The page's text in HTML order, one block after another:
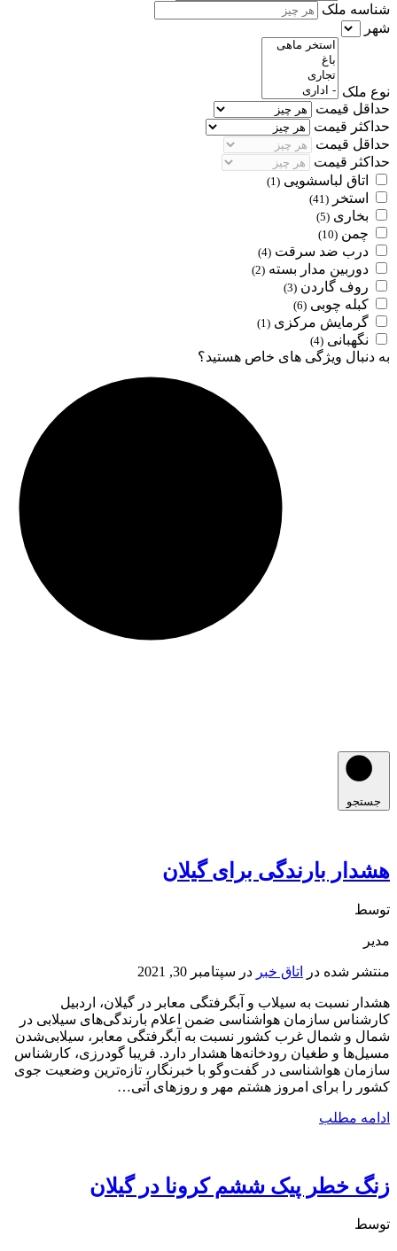
شناسه ملک
شهر
نوع ملک
حداقل قیمت
حداکثر قیمت
حداقل قیمت
حداکثر قیمت
اتاق لباسشویی (1)
استخر (41)
بخاری (5)
چمن (10)
درب ضد سرقت (4)
دوربین مدار بسته (2)
روف گاردن (3)
کبله چوبی (6)
گرمایش مرکزی (1)
نگهبانی (4)
به دنبال ویژگی های خاص هستید؟
جستجو
هشدار بارندگی برای گیلان
توسط
مدیر
منتشر شده در اتاق خبر در سپتامبر 30, 2021
هشدار نسبت به سیلاب و آبگرفتگی معابر در گیلان، اردبیل
کارشناس سازمان هواشناسی ضمن اعلام بارندگی‌های سیلابی در
شمال و شمال غرب کشور نسبت به آبگرفتگی معابر، سیلابی‌شدن
مسیل‌ها و طغیان رودخانه‌ها هشدار دارد. فریبا گودرزی، کارشناس
سازمان هواشناسی در گفت‌و‌گو با خبرنگار، تازه‌ترین وضعیت جوی
کشور را برای امروز هشتم مهر و روزهای آتی…
ادامه مطلب
زنگ خطر پیک ششم کرونا در گیلان
توسط